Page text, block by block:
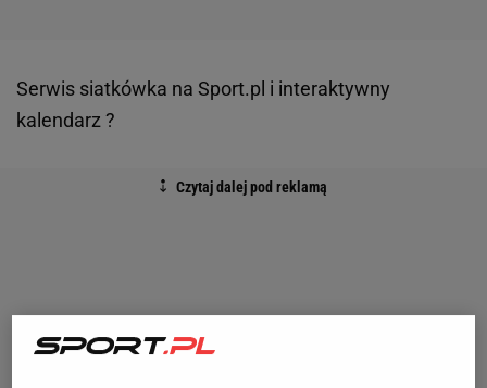
Serwis siatkówka na Sport.pl i interaktywny
kalendarz ?